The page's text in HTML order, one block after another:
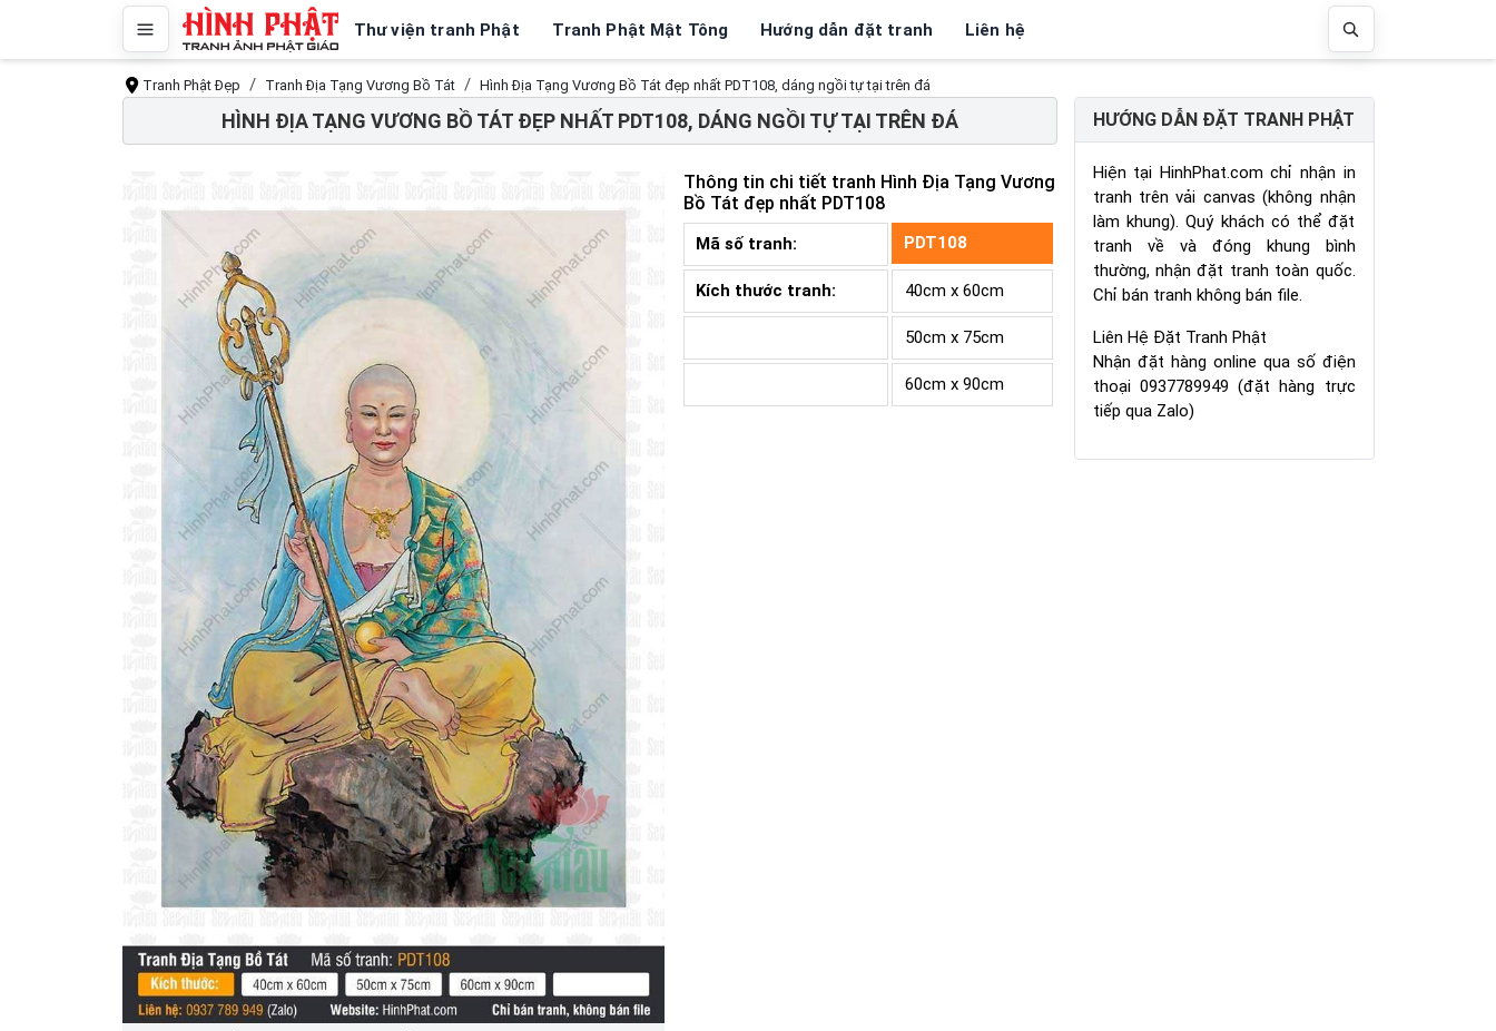
Thư viện tranh Phật Tranh Phật Mật Tông Hướng dẫn đặt tranh Liên hệ
Tranh Phật Đẹp Tranh Địa Tạng Vương Bồ Tát Hình Địa Tạng Vương Bồ Tát đẹp nhất PDT108, dáng ngồi tự tại trên đá
HÌNH ĐỊA TẠNG VƯƠNG BỒ TÁT ĐẸP NHẤT PDT108, DÁNG NGỒI TỰ TẠI TRÊN ĐÁ
Thông tin chi tiết tranh Hình Địa Tạng Vương
Bồ Tát đẹp nhất PDT108
Mã số tranh: PDT108
Kích thước tranh: 40cm x 60cm
50cm x 75cm
60cm x 90cm
HƯỚNG DẪN ĐẶT TRANH PHẬT
Hiện tại HinhPhat.com chỉ nhận in
tranh trên vải canvas (không nhận
làm khung). Quý khách có thể đặt
tranh về và đóng khung bình
thường, nhận đặt tranh toàn quốc.
Chỉ bán tranh không bán file.
Liên Hệ Đặt Tranh Phật
Nhận đặt hàng online qua số điện
thoại 0937789949 (đặt hàng trực
tiếp qua Zalo)